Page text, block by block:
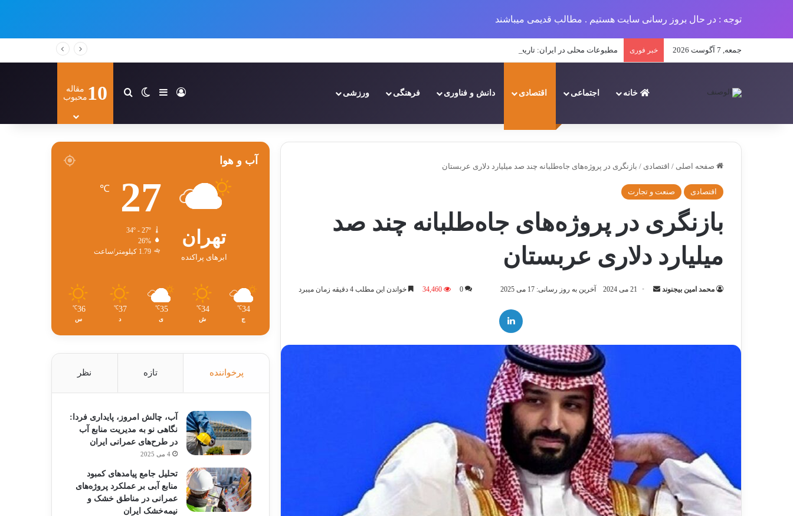
توجه : در حال بروز رسانی سایت هستیم . مطالب قدیمی میباشند
جمعه, 7 آگوست 2026 خبر فوری مطبوعات محلی در ایران: تاریخچه و تحولات
خانه اجتماعی اقتصادی دانش و فناوری فرهنگی ورزشی ورودسایدبارتغییر پوسته
جستجو برای
10 مقاله
محبوب
صفحه اصلی / اقتصادی / بازنگری در پروژه‌های جاه‌طلبانه چند صد میلیارد دلاری عربستان
اقتصادی صنعت و تجارت
بازنگری در پروژه‌های جاه‌طلبانه چند صد
میلیارد دلاری عربستان
محمد امین بیجنوند
ارسال21 می 2024 آخرین به روز رسانی: 17 می 2025 0
34,460 خواندن این مطلب 4 دقیقه زمان میبرد
آب و هوا
تهران
ابرهای پراکنده
27
℃
34º - 27º
26%
1.79 کیلومتر/ساعت
34
℃
ج
34
℃
ش
35
℃
ی
37
℃
د
36
℃
س
پرخواننده تازه نظر
آب، چالش امروز، پایداری فردا:
نگاهی نو به مدیریت منابع آب
در طرح‌های عمرانی ایران
4 می 2025
تحلیل جامع پیامدهای کمبود
منابع آبی بر عملکرد پروژه‌های
عمرانی در مناطق خشک و
نیمه‌خشک ایران